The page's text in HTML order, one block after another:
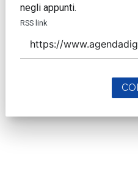
negli appunti.
RSS link